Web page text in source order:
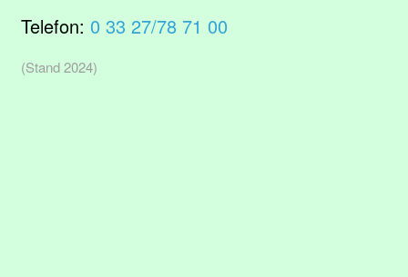
Telefon: 0 33 27/78 71 00
(Stand 2024)